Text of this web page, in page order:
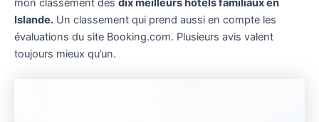
mon classement des dix meilleurs hôtels familiaux en
Islande. Un classement qui prend aussi en compte les
évaluations du site Booking.com. Plusieurs avis valent
toujours mieux qu’un.